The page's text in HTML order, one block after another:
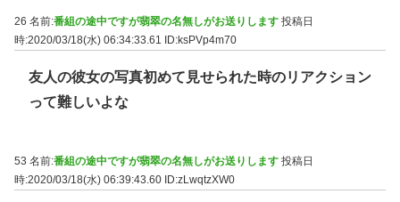
26 名前:番組の途中ですが翡翠の名無しがお送りします 投稿日
時:2020/03/18(水) 06:34:33.61
ID:ksPVp4m70
友人の彼女の写真初めて見せられた時のリアクション
って難しいよな
53 名前:番組の途中ですが翡翠の名無しがお送りします 投稿日
時:2020/03/18(水) 06:39:43.60 ID:zLwqtzXW0